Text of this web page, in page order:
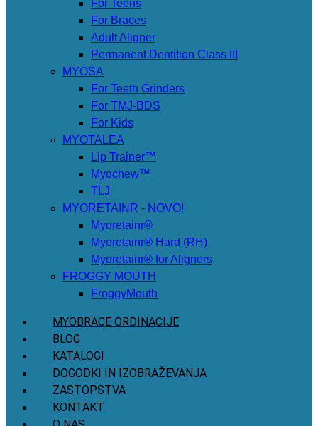
For Teens
For Braces
Adult Aligner
Permanent Dentition Class III
MYOSA
For Teeth Grinders
For TMJ-BDS
For Kids
MYOTALEA
Lip Trainer™
Myochew™
TLJ
MYORETAINR - NOVO!
Myoretainr®
Myoretainr® Hard (RH)
Myoretainr® for Aligners
FROGGY MOUTH
FroggyMouth
MYOBRACE ORDINACIJE
BLOG
KATALOGI
DOGODKI IN IZOBRAŽEVANJA
ZASTOPSTVA
KONTAKT